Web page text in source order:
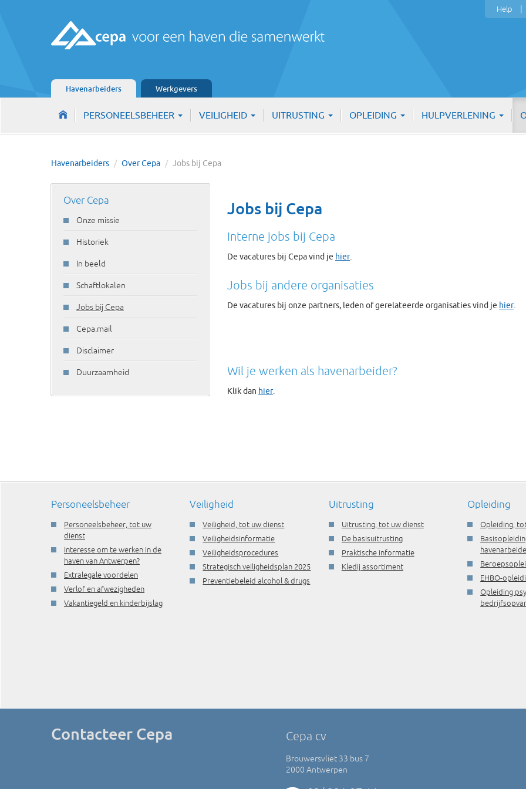
Havenarbeiders Werkgevers
Help
PERSONEELSBEHEER VEILIGHEID UITRUSTING OPLEIDING HULPVERLENING
Havenarbeiders / Over Cepa / Jobs bij Cepa
Over Cepa
Onze missie
Historiek
In beeld
Schaftlokalen
Jobs bij Cepa
Cepa.mail
Disclaimer
Duurzaamheid
Jobs bij Cepa
Interne jobs bij Cepa
De vacatures bij Cepa vind je hier.
Jobs bij andere organisaties
De vacatures bij onze partners, leden of gerelateerde organisaties vind je hier.
Wil je werken als havenarbeider?
Klik dan hier.
Personeelsbeheer
Personeelsbeheer, tot uw
dienst
Interesse om te werken in de
haven van Antwerpen?
Extralegale voordelen
Verlof en afwezigheden
Vakantiegeld en kinderbijslag
Veiligheid
Veiligheid, tot uw dienst
Veiligheidsinformatie
Veiligheidsprocedures
Strategisch veiligheidsplan 2025
Preventiebeleid alcohol & drugs
Uitrusting
Uitrusting, tot uw dienst
De basisuitrusting
Praktische informatie
Kledij assortiment
Opleiding
Opleiding,
EHBO-
Opleiding
Contacteer Cepa Cepa cv
Brouwersvliet 33 bus 7
2000 Antwerpen